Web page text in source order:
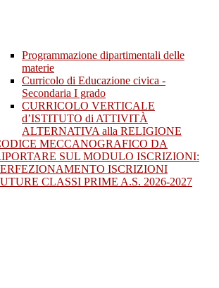
Programmazione dipartimentali delle
materie
Curricolo di Educazione civica -
Secondaria I grado
CURRICOLO VERTICALE
d’ISTITUTO di ATTIVITÀ
ALTERNATIVA alla RELIGIONE
MECCANOGRAFICO DA
SUL MODULO ISCRIZIONI:
ISCRIZIONI
CLASSI PRIME A.S. 2026-2027